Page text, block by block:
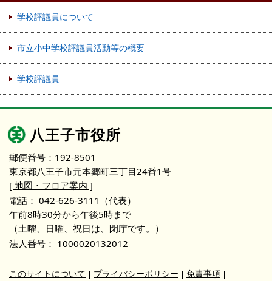
学校評議員について
市立小中学校評議員活動等の概要
学校評議員
八王子市役所
郵便番号：192-8501
東京都八王子市元本郷町三丁目24番1号
[ 地図・フロア案内 ]
電話： 042-626-3111 （代表）
午前8時30分から午後5時まで
（土曜、日曜、祝日は、閉庁です。）
法人番号： 1000020132012
このサイトについて プライバシーポリシー 免責事項